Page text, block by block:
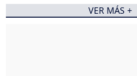
VER MÁS +